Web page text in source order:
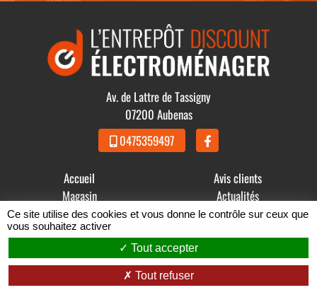
Av. de Lattre de Tassigny
07200 Aubenas
0475359497
Accueil
Magasin
Produits
Avis clients
Actualités
Contact
© 2021 - 2026 GDBB - L' Entrepôt Discount Électroménager -
Mentions légales-Conditions Générales de Vente
Ce site utilise des cookies et vous donne le contrôle sur ceux que
vous souhaitez activer
Tout accepter
Tout refuser